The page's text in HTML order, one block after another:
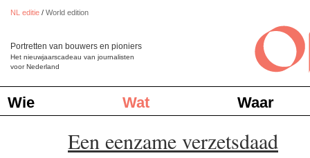
NL editie / World edition
Het nieuwjaarscadeau van journalisten
voor Nederland
Portretten van bouwers en pioniers
Wie Wat Waar
Een eenzame verzetsdaad